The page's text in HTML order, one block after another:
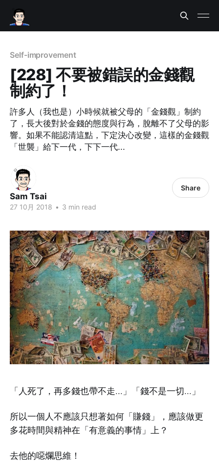
Self-improvement
[228] 不要被錯誤的金錢觀
制約了！
許多人（我也是）小時候就被父母的「金錢觀」制約
了，長大後對於金錢的態度與行為，脫離不了父母的影
響。如果不能認清這點，下定決心改變，這樣的金錢觀
「世襲」給下一代，下下一代...
Sam Tsai
27 10月 2018 • 3 min read
Share
「人死了，再多錢也帶不走...」「錢不是一切...」
所以一個人不應該只想著如何「賺錢」，應該做更
多花時間與精神在「有意義的事情」上？
去他的噁爛思維！